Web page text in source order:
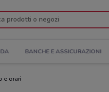
BANCHE E ASSICURAZIONI
e orari